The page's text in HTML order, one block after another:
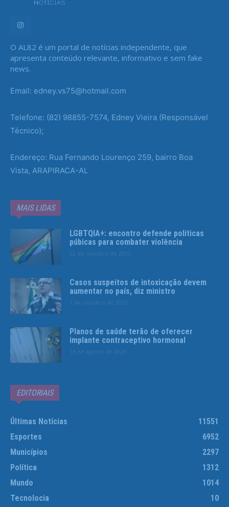
O AL82 é um portal de notícias independente, que
apresenta conteúdo relevante, informativo e sem fake
news.
Email: edney.vs75@hotmail.com
Telefone: (82) 98855-7574, Edney Vieira (Responsável
Técnico);
Endereço: Rua Fernando Lourenço 259, bairro Boa
Vista, ARAPIRACA-AL
MAIS LIDAS
LGBTQIA+: encontro defende políticas
púbicas para combater violência
22 de outubro de 2025
Casos suspeitos de intoxicação devem
aumentar no país, diz ministro
1 de outubro de 2025
Planos de saúde terão de oferecer
implante contraceptivo hormonal
13 de agosto de 2025
EDITORIAIS
Últimas Notícias
11551
Esportes
6952
Municípios
2297
Política
1312
Mundo
1014
Tecnolocia
10